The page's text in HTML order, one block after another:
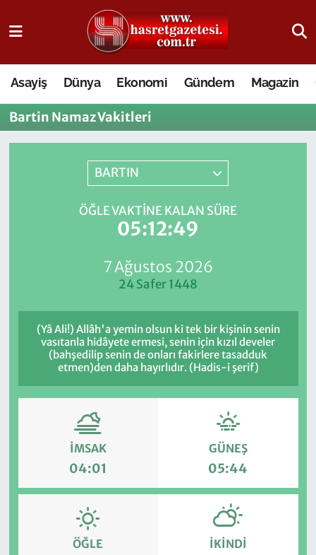
Asayiş Dünya Ekonomi Gündem Magazin
Bartin Namaz Vakitleri
BARTIN
ÖĞLE VAKTINE KALAN SÜRE
05:12:49
7 Ağustos 2026
24 Safer 1448
(Yâ Ali!) Allâh'a yemin olsun ki tek bir kişinin senin
vasıtanla hidâyete ermesi, senin için kızıl develer
(bahşedilip senin de onları fakirlere tasadduk
etmen)den daha hayırlıdır. (Hadis-i şerif)
İMSAK
04:01
GÜNEŞ
05:44
ÖĞLE İKINDI
Osmaniye Nöbetçi Eczaneler
Osmaniye Hava Durumu
Osmaniye Trafik Yoğunluk Haritası
Süper Lig Puan Durumu ve Fikstür
Son Dakika Haberleri
Haber Arşivi